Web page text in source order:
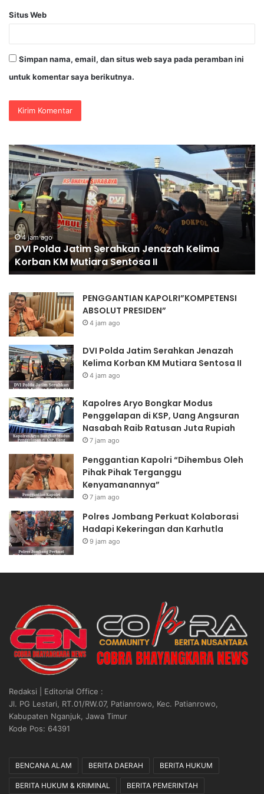
Situs Web
Simpan nama, email, dan situs web saya pada peramban ini
untuk komentar saya berikutnya.
Kapolres
Aryo
Bongkar
Modus
Penggelapan
di
KSP,
Uang
Angsuran
Nasabah
Raib
Juta
Rupiah
7 jam ago
Kapolres Aryo Bongkar Modus Penggelapan di
KSP, Uang Angsuran Nasabah Raib Ratusan Juta
Rupiah
PENGGANTIAN KAPOLRI”KOMPETENSI
ABSOLUT PRESIDEN”
4 jam ago
DVI Polda Jatim Serahkan Jenazah
Kelima Korban KM Mutiara Sentosa II
4 jam ago
Kapolres Aryo Bongkar Modus
Penggelapan di KSP, Uang Angsuran
Nasabah Raib Ratusan Juta Rupiah
7 jam ago
Penggantian Kapolri “Dihembus Oleh
Pihak Pihak Terganggu
Kenyamanannya”
7 jam ago
Polres Jombang Perkuat Kolaborasi
Hadapi Kekeringan dan Karhutla
9 jam ago
Redaksi | Editorial Office :
Jl. PG Lestari, RT.01/RW.07, Patianrowo, Kec. Patianrowo,
Kabupaten Nganjuk, Jawa Timur
Kode Pos: 64391
BENCANA ALAM BERITA DAERAH BERITA HUKUM
BERITA HUKUM & KRIMINAL BERITA PEMERINTAH